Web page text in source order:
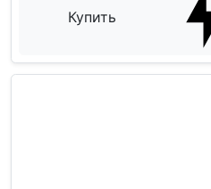
Купить